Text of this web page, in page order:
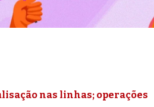
nas linhas; operações